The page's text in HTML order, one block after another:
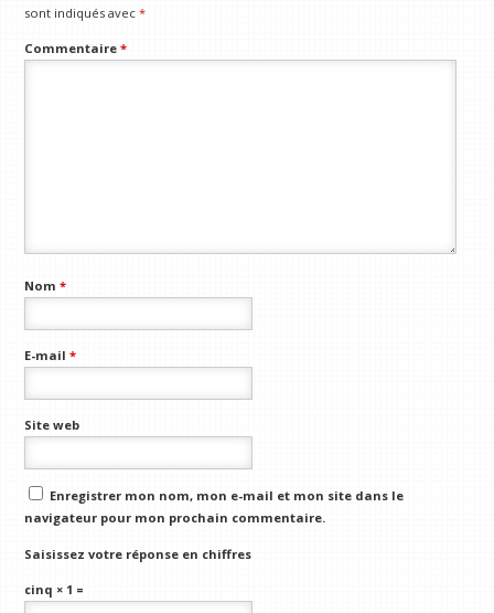
sont indiqués avec*
Commentaire*
Nom*
E-mail*
Site web
Enregistrer mon nom, mon e-mail et mon site dans le
navigateur pour mon prochain commentaire.
Saisissez votre réponse en chiffres
cinq × 1 =